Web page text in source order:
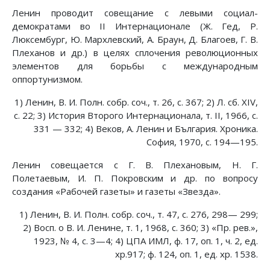
Ленин проводит совещание с левыми социал-
демократами во II Интернационале (Ж. Гед, Р.
Люксембург, Ю. Мархлевский, А. Браун, Д. Благоев, Г. В.
Плеханов и др.) в целях сплочения революционных
элементов для борьбы с международным
оппортунизмом.
1) Ленин, В. И. Полн. собр. соч., т. 26, с. 367; 2) Л. сб. XIV,
с. 22; 3) История Второго Интернационала, т. II, 1966, с.
331 — 332; 4) Веков, А. Ленин и България. Хроника.
София, 1970, с. 194—195.
Ленин совещается с Г. В. Плехановым, Н. Г.
Полетаевым, И. П. Покровским и др. по вопросу
создания «Рабочей газеты» и газеты «Звезда».
1) Ленин, В. И. Полн. собр. соч., т. 47, с. 276, 298— 299;
2) Восп. о В. И. Ленине, т. 1, 1968, с. 360; 3) «Пр. рев.»,
1923, № 4, с. 3—4; 4) ЦПА ИМЛ, ф. 17, оп. 1, ч. 2, ед.
хр.917; ф. 124, оп. 1, ед. хр. 1538.